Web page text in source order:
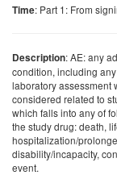
Time: Part 1: From
Description: AE: any
condition, including
laboratory assessment
considered related to
which falls into any of
the study drug: death,
hospitalization/
disability/incapacity,
event.